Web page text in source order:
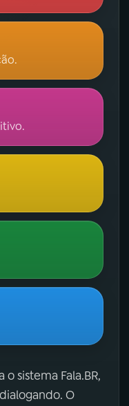
sistema Fala.BR,
O